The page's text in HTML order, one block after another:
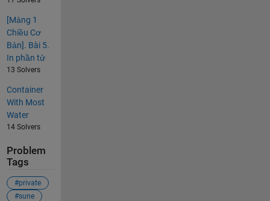
[Mảng 1
Chiều Cơ
Bản]. Bài 5.
In phần tử
13 Solvers
Container
With Most
Water
14 Solvers
Problem
Tags
#private
#sune